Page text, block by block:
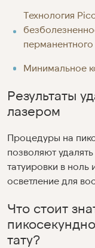
Технология
Минимальное
Результаты
лазером
Процедуры на
позволяют
татуировки в
осветление для
Что стоит
тату?